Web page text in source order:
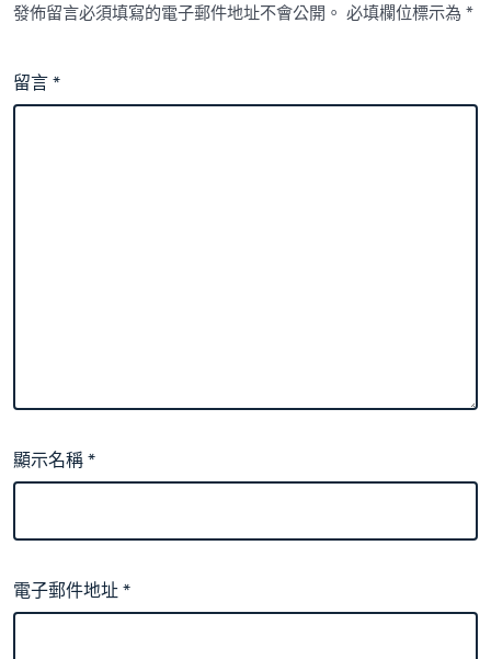
發佈留言必須填寫的電子郵件地址不會公開。 必填欄位標示為*
留言*
顯示名稱*
電子郵件地址*